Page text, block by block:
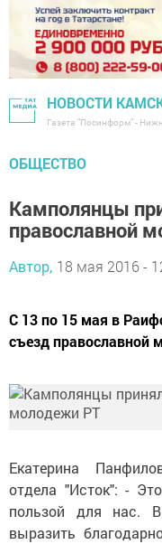
НОВОСТИ
Газета "Посинформ" -
ОБЩЕСТВО
Камполянцы
православной
Автор, 18 мая 2016 -
С 13 по 15 мая в
съезд православной
Екатерина
отдела "Исток": -
пользой для нас.
выразить